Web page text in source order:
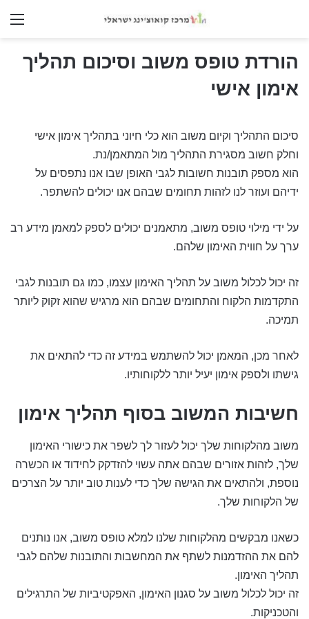
הורדת טופס משוב וסיכום תהליך
אימון אישי
סיכום התהליך וקיום משוב הוא כלי חיוני בתהליך אימון אישי
וחלק חשוב מסגירת התהליך מול המתאמן/נת.
הוא מספק תובנות חשובות לגבי האופן שבו אנו נתפסים על
ידיהם ועוזר לנו לזהות תחומים שבהם אנו יכולים להשתפר.
על ידי מילוי טופס משוב, מתאמנים יכולים לספק למאמן מידע רב
ערך על חווית האימון שלהם.
זה יכול לכלול משוב על תהליך האימון עצמו, כמו גם תובנות לגבי
התקדמות הלקוח והתחומים שבהם הוא מרגיש שהוא זקוק ליותר
תמיכה.
לאחר מכן, המאמן יכול להשתמש במידע זה כדי להתאים את
גישתו ולספק אימון יעיל יותר ללקוחותיו.
חשיבות המשוב בסוף תהליך אימון
משוב מהלקוחות שלך יכול לעזור לך לשפר את כישורי האימון
שלך, לזהות אזורים שבהם אתה עשוי להזדקק לחידוד או הכשרה
נוספת, ולהתאים את הגישה שלך כדי לענות טוב יותר על הצרכים
של הלקוחות שלך.
כשאנו מבקשים מהלקוחות שלנו למלא טופס משוב, אנו נותנים
להם את ההזדמנות לשתף את המחשבות והתובנות שלהם לגבי
תהליך האימון.
זה יכול לכלול משוב על סגנון האימון, האפקטיביות של התרגילים
והטכניקות.